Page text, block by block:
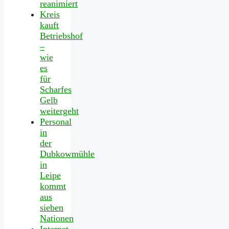
reanimiert
Kreis
kauft
Betriebshof
–
wie
es
für
Scharfes
Gelb
weitergeht
Personal
in
der
Dubkowmühle
in
Leipe
kommt
aus
sieben
Nationen